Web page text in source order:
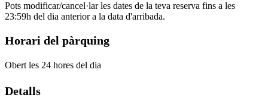
Pots modificar/cancel·lar les dates de la teva reserva fins a les
23:59h del dia anterior a la data d'arribada.
Horari del pàrquing
Obert les 24 hores del dia
Detalls